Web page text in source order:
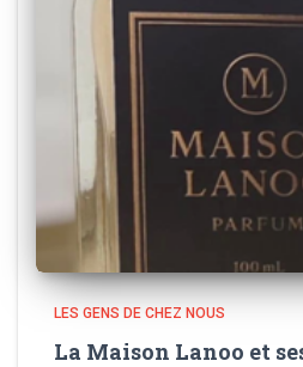
LES GENS DE CHEZ NOUS
La Maison Lanoo et